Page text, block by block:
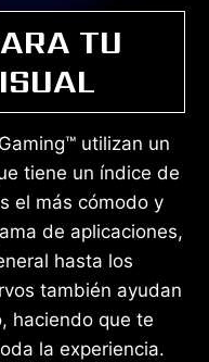
TU
utilizan un
tiene un índice de
el más cómodo y
de aplicaciones,
hasta los
también ayudan
haciendo que te
la experiencia.